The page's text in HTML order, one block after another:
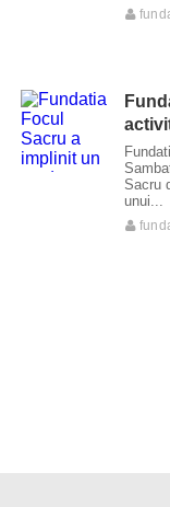
Sacru
unui...